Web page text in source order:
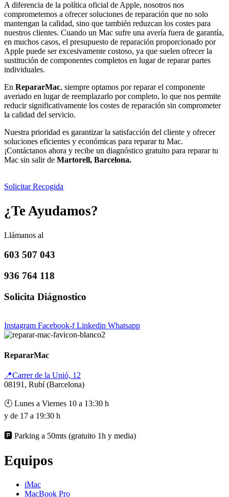
A diferencia de la política oficial de Apple, nosotros nos
comprometemos a ofrecer soluciones de reparación que no solo
mantengan la calidad, sino que también reduzcan los costes para
nuestros clientes. Cuando un Mac sufre una avería fuera de garantía,
en muchos casos, el presupuesto de reparación proporcionado por
Apple puede ser excesivamente costoso, ya que suelen ofrecer la
sustitución de componentes completos en lugar de reparar partes
individuales.
En RepararMac, siempre optamos por reparar el componente
averiado en lugar de reemplazarlo por completo, lo que nos permite
reducir significativamente los costes de reparación sin comprometer
la calidad del servicio.
Nuestra prioridad es garantizar la satisfacción del cliente y ofrecer
soluciones eficientes y económicas para reparar tu Mac.
¡Contáctanos ahora y recibe un diagnóstico gratuito para reparar tu
Mac sin salir de Martorell, Barcelona.
Solicitar Recogida
¿Te Ayudamos?
Llámanos al
603 507 043
936 764 118
Solicita Diágnostico
Instagram Facebook-f Linkedin Whatsapp
RepararMac
📍Carrer de la Unió, 12
08191, Rubí (Barcelona)
🕙 Lunes a Viernes 10 a 13:30 h
y de 17 a 19:30 h
🅿️ Parking a 50mts (gratuito 1h y media)
Equipos
iMac
MacBook Pro